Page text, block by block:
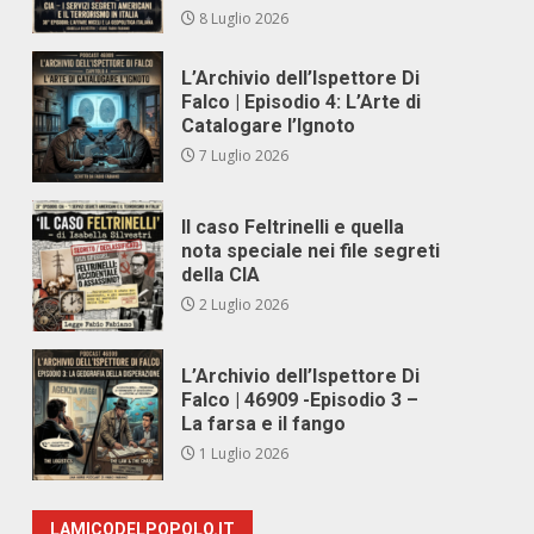
8 Luglio 2026
L’Archivio dell’Ispettore Di
Falco | Episodio 4: L’Arte di
Catalogare l’Ignoto
7 Luglio 2026
Il caso Feltrinelli e quella
nota speciale nei file segreti
della CIA
2 Luglio 2026
L’Archivio dell’Ispettore Di
Falco | 46909 -Episodio 3 –
La farsa e il fango
1 Luglio 2026
LAMICODELPOPOLO.IT